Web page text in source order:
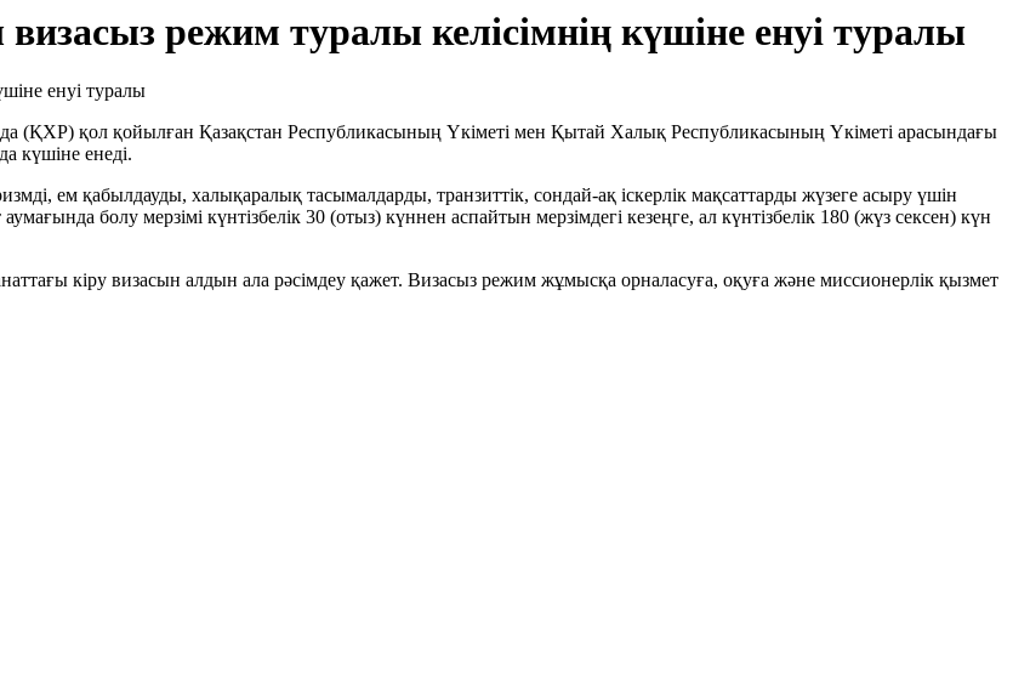
режим туралы келісімнің күшіне енуі туралы
(ҚХР) қол қойылған Қазақстан Республикасының Үкіметі мен Қытай Халық Республикасының Үкіметі арасындағы
күшіне енеді.
ем қабылдауды, халықаралық тасымалдарды, транзиттік, сондай-ақ іскерлік мақсаттарды жүзеге асыру үшін
болу мерзімі күнтізбелік 30 (отыз) күннен аспайтын мерзімдегі кезеңге, ал күнтізбелік 180 (жүз сексен) күн
кіру визасын алдын ала рәсімдеу қажет. Визасыз режим жұмысқа орналасуға, оқуға және миссионерлік қызмет